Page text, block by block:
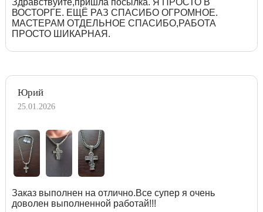
ВОСТОРГЕ. ЕЩЁ РАЗ СПАСИБО ОГРОМНОЕ.
МАСТЕРАМ ОТДЕЛЬНОЕ СПАСИБО,РАБОТА
ПРОСТО ШИКАРНАЯ.
Юрий
25.01.2026
Заказ выполнен на отлично.Все супер я очень
доволен выполненной работай!!!